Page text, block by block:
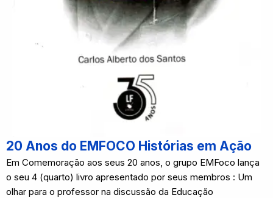
20 Anos do EMFOCO Histórias em Ação
Em Comemoração aos seus 20 anos, o grupo EMFoco lança
o seu 4 (quarto) livro apresentado por seus membros : Um
olhar para o professor na discussão da Educação